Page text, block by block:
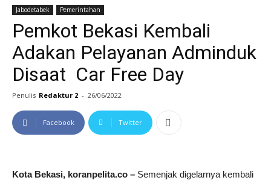
Jabodetabek Pemerintahan
Pemkot Bekasi Kembali
Adakan Pelayanan Adminduk
Disaat Car Free Day
Penulis Redaktur 2 - 26/06/2022
Facebook Twitter
Kota Bekasi, koranpelita.co – Semenjak digelarnya kembali